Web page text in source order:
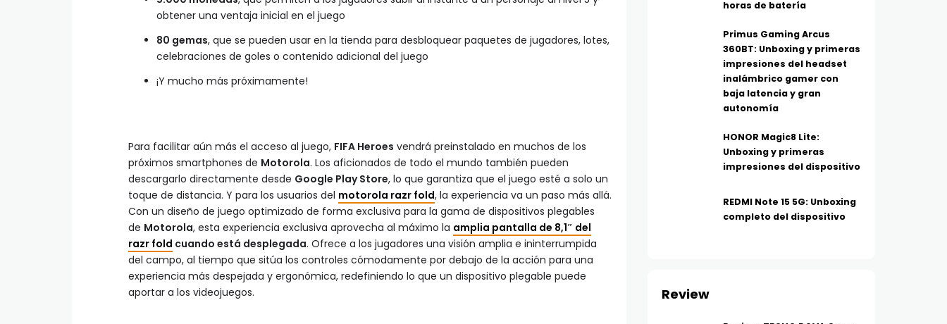
obtener una ventaja inicial en el juego
80 gemas, que se pueden usar en la tienda para desbloquear paquetes de jugadores, lotes,
celebraciones de goles o contenido adicional del juego
¡Y mucho más próximamente!
Para facilitar aún más el acceso al juego, FIFA Heroes vendrá preinstalado en muchos de los
próximos smartphones de Motorola. Los aficionados de todo el mundo también pueden
descargarlo directamente desde Google Play Store, lo que garantiza que el juego esté a solo un
toque de distancia. Y para los usuarios del motorola razr fold, la experiencia va un paso más allá.
Con un diseño de juego optimizado de forma exclusiva para la gama de dispositivos plegables
de Motorola, esta experiencia exclusiva aprovecha al máximo la amplia pantalla de 8,1″ del
razr fold cuando está desplegada. Ofrece a los jugadores una visión amplia e ininterrumpida
del campo, al tiempo que sitúa los controles cómodamente por debajo de la acción para una
experiencia más despejada y ergonómica, redefiniendo lo que un dispositivo plegable puede
aportar a los videojuegos.
horas de batería
Primus Gaming Arcus
360BT: Unboxing y primeras
impresiones del headset
inalámbrico gamer con
baja latencia y gran
autonomía
HONOR Magic8 Lite:
Unboxing y primeras
impresiones del dispositivo
REDMI Note 15 5G: Unboxing
completo del dispositivo
Review